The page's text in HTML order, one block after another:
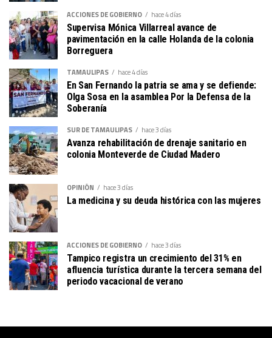
ACCIONES DE GOBIERNO hace 4 días
Supervisa Mónica Villarreal avance de
pavimentación en la calle Holanda de la colonia
Borreguera
TAMAULIPAS hace 4 días
En San Fernando la patria se ama y se defiende:
Olga Sosa en la asamblea Por la Defensa de la
Soberanía
SUR DE TAMAULIPAS hace 3 días
Avanza rehabilitación de drenaje sanitario en
colonia Monteverde de Ciudad Madero
OPINIÓN hace 3 días
La medicina y su deuda histórica con las mujeres
ACCIONES DE GOBIERNO hace 3 días
Tampico registra un crecimiento del 31% en
afluencia turística durante la tercera semana del
periodo vacacional de verano